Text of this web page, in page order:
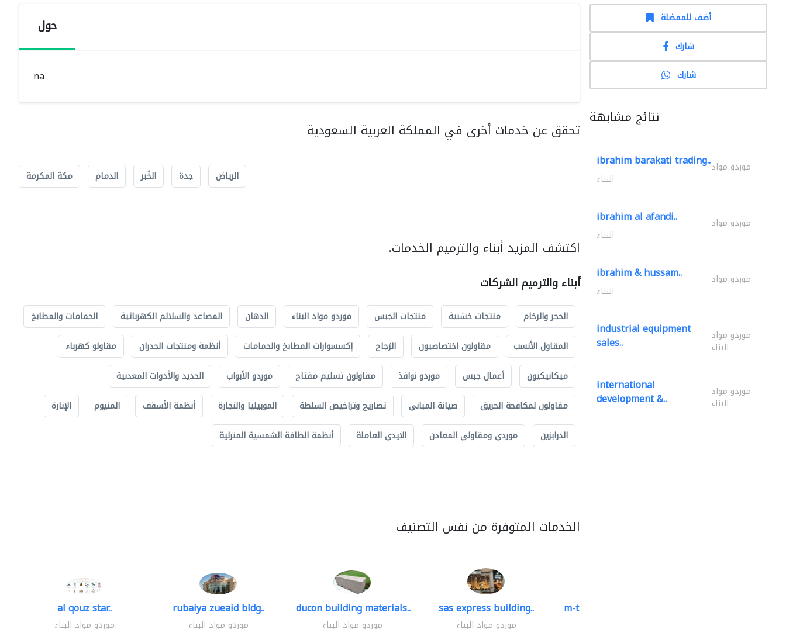
حول
na
تحقق عن خدمات أخرى في المملكة العربية السعودية
الرياض جدة الخُبر الدمام مكة المكرمة
اكتشف المزيد أبناء والترميم الخدمات.
أبناء والترميم الشركات
الحجر والرخام منتجات خشبية منتجات الجبس موردو مواد البناء الدهان المصاعد والسلالم الكهربائية
الحمامات والمطابخ
المقاول الأنسب
مقاولون اختصاصيون الزجاج إكسسوارات المطابخ والحمامات أنظمة ومنتجات الجدران
مقاولو كهرباء
ميكانيكيون
أعمال جبس موردو نوافذ مقاولون تسليم مفتاح موردو الأبواب
الحديد والأدوات المعدنية
مقاولون لمكافحة الحريق
صيانة المباني تصاريح وتراخيص السلطة الموبيليا والنجارة أنظمة الأسقف المنيوم
الإنارة
الدرابزين
موردي ومقاولي المعادن الايدي العاملة أنظمة الطاقة الشمسية المنزلية
الخدمات المتوفرة من نفس التصنيف
al qouz star..
موردو مواد البناء
rubaiya zueaid bldg..
موردو مواد البناء
ducon building materials..
موردو مواد البناء
sas express building..
موردو مواد البناء
m-three building materials
أضف للمفضلة
شارك
شارك
نتائج مشابهة
ibrahim barakati trading..موردو مواد
البناء
ibrahim al afandi.. موردو مواد
البناء
ibrahim & hussam.. موردو مواد
البناء
industrial equipment
sales.. موردو مواد
البناء
international
development &.. موردو مواد
البناء